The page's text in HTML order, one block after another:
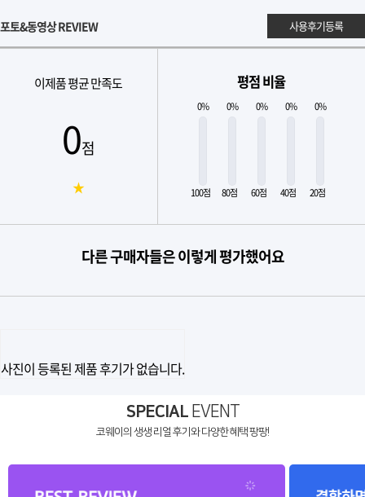
포토&동영상 REVIEW 사용후기등록
이제품 평균 만족도
0점
★
평점 비율
0%
100점
0%
80점
0%
60점
0%
40점
0%
20점
다른 구매자들은 이렇게 평가했어요
사진이 등록된 제품 후기가 없습니다.
SPECIALEVENT
코웨이의 생생 리얼 후기와 다양한 혜택 팡팡!